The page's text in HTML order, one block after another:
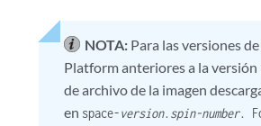
NOTA: Para las versiones
Platform anteriores a la versión
de archivo de la imagen
en space-version. spin-number.